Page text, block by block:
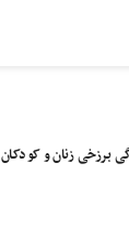
برزخی زنان و کودکان